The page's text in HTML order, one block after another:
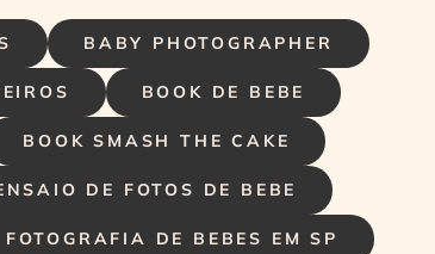
BABY PHOTOGRAPHER
BOOK DE BEBE
BOOK SMASH THE CAKE
DE FOTOS DE BEBE
FOTOGRAFIA DE BEBES EM SP